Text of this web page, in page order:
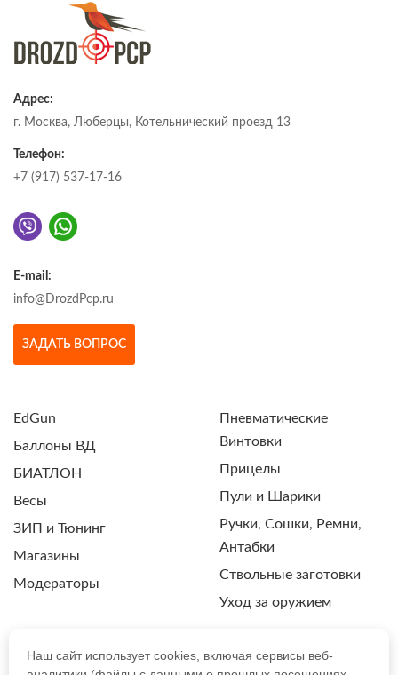
Адрес:
г. Москва, Люберцы, Котельнический проезд 13
Телефон:
+7 (917) 537-17-16
E-mail:
info@DrozdPcp.ru
ЗАДАТЬ ВОПРОС
EdGun
Баллоны ВД
БИАТЛОН
Весы
ЗИП и Тюнинг
Магазины
Модераторы
Пневматические
Винтовки
Прицелы
Пули и Шарики
Ручки, Сошки, Ремни,
Антабки
Ствольные заготовки
Уход за оружием
Наш сайт использует cookies, включая сервисы веб-